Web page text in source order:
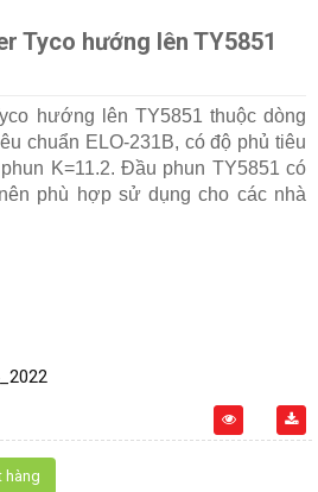
Tyco hướng lên TY5851
hướng lên TY5851 thuộc dòng
chuẩn ELO-231B, có độ phủ tiêu
K=11.2. Đầu phun TY5851 có
phù hợp sử dụng cho các nhà
hàng